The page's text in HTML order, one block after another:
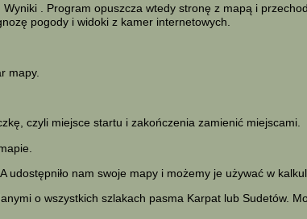
Wyniki
. Program opuszcza wtedy stronę z mapą i
pogody i widoki z kamer internetowych.
mapy.
czyli miejsce startu i zakończenia zamienić miejscami.
nam swoje mapy i możemy je używać w
o wszystkich szlakach pasma Karpat lub Sudetów.